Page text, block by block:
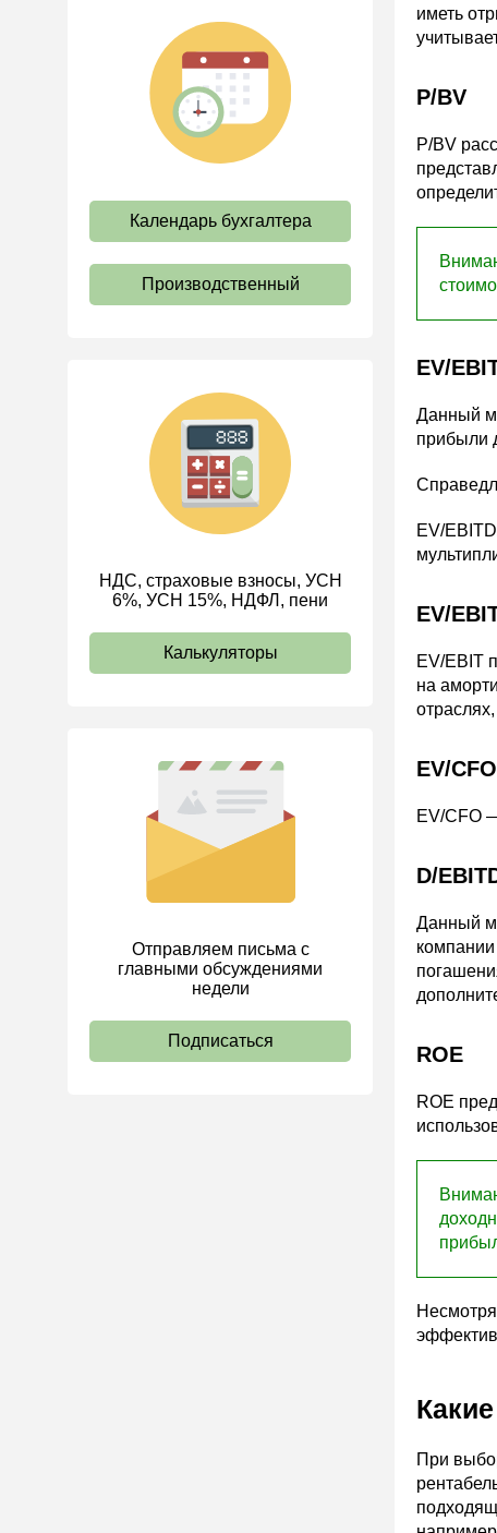
локальные акты
Рабочее время и режим
труда
Отпуск и время отдыха
Оплата труда
Ответственность и
взыскания
Пенсии
Трудовые книжки
Кадровые документы и
образцы
Персональные данные
ИП
Календарь бухгалтера
Производственный
НДС, страховые взносы, УСН
6%, УСН 15%, НДФЛ, пени
Калькуляторы
Отправляем письма с
главными обсуждениями
недели
Подписаться
иметь
P/BV
P/BV
EV/
Данный
прибыли
EV/
EV/
EV/EBIT
на
EV/CFO
EV/CFO
D/
Данный
ROE
ROE
При